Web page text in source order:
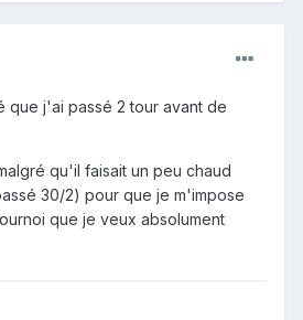
que j'ai passé 2 tour avant de
qu'il faisait un peu chaud
30/2) pour que je m'impose
que je veux absolument